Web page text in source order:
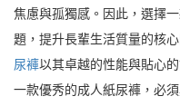
焦慮與孤獨感。因此，選擇
題，提升長輩生活質量的核
尿褲以其卓越的性能與貼心
一款優秀的成人紙尿褲，必